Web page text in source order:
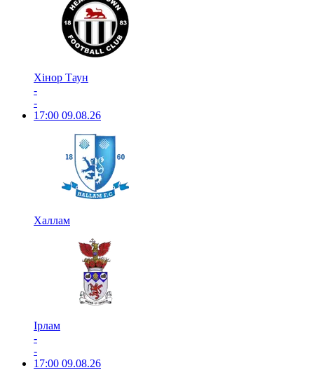
Хінор Таун
-
-
17:00 09.08.26
Халлам
Ірлам
-
-
17:00 09.08.26